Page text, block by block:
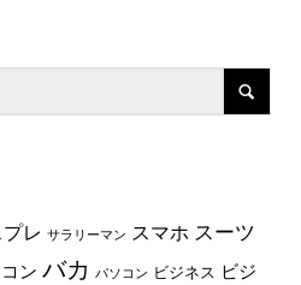
レ サラリーマン スマホ スーツ
ン バカ パソコン ビジネス ビジ